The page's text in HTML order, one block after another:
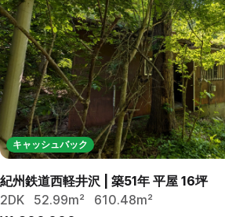
キャッシュバック
紀州鉄道西軽井沢 | 築51年 平屋 16坪
2DK
52.99m² 610.48m²